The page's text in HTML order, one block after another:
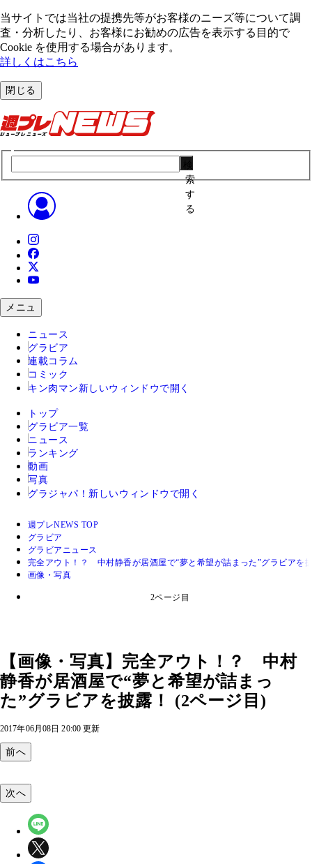
当サイトでは当社の提携先等がお客様のニーズ等について調
査・分析したり、お客様にお勧めの広告を表⽰する⽬的で
Cookie を使⽤する場合があります。
詳しくはこちら
閉じる
索
す
る
メニュ
ニュース
グラビア
連載コラム
コミック
キン肉マン 新しいウィンドウで開く
トップ
グラビア一覧
ニュース
ランキング
動画
写真
グラジャパ！ 新しいウィンドウで開く
週プレNEWS TOP
グラビア
グラビアニュース
完全アウト！？ 中村静香が居酒屋で“夢と希望が詰まった”グラビアを
画像・写真
2ページ目
【画像・写真】完全アウト！？ 中村
静香が居酒屋で“夢と希望が詰まっ
た”グラビアを披露！ (2ページ目)
2017年06月08日 20:00 更新
前へ
次へ